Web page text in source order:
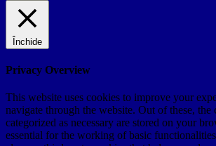
Închide
Privacy Overview
This website uses cookies to improve your
navigate through the website. Out of these, the
categorized as necessary are stored on your
essential for the working of basic